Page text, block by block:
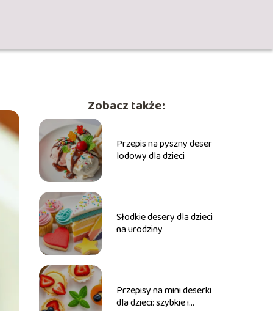
Zobacz także:
Przepis na pyszny deser
lodowy dla dzieci
Słodkie desery dla dzieci
na urodziny
Przepisy na mini deserki
dla dzieci: szybkie i